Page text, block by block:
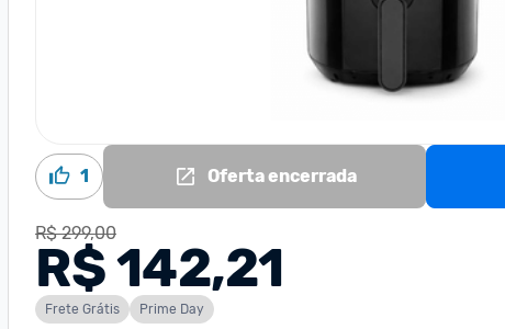
1 Oferta encerrada
R$ 299,00
R$ 142,21
Frete Grátis Prime Day